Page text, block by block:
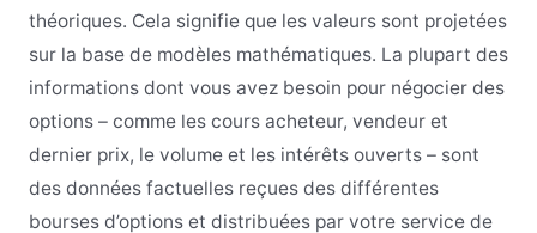
théoriques. Cela signifie que les valeurs sont projetées
sur la base de modèles mathématiques. La plupart des
informations dont vous avez besoin pour négocier des
options – comme les cours acheteur, vendeur et
dernier prix, le volume et les intérêts ouverts – sont
des données factuelles reçues des différentes
bourses d’options et distribuées par votre service de